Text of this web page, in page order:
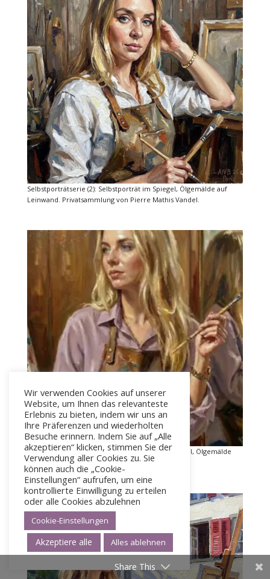
Selbstporträtserie (2): Selbstporträt im Spiegel, Ölgemälde auf
Leinwand. Privatsammlung von Pierre Mathis Vandel.
Selbstporträtserie: Selbstporträt mit Doppelspiegel, Ölgemälde
auf Leinwand. Privatsammlung von Ph. Morin
Wir verwenden Cookies auf unserer
Website, um Ihnen das relevanteste
Erlebnis zu bieten, indem wir uns an
Ihre Präferenzen und wiederholten
Besuche erinnern. Indem Sie auf „Alle
akzeptieren“ klicken, stimmen Sie der
Verwendung aller Cookies zu. Sie
können auch die „Cookie-
Einstellungen“ aufrufen, um eine
kontrollierte Einwilligung zu erteilen
oder alle Cookies abzulehnen
Cookie-Einstellungen
Akzeptiere alle Alles ablehnen
Share This